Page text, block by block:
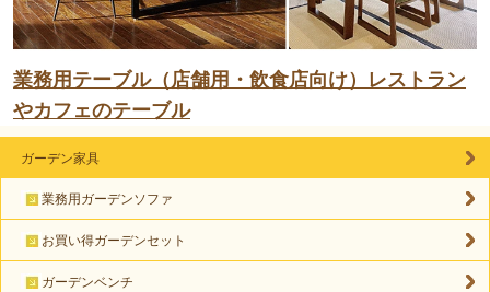
業務用テーブル（店舗用・飲食店向け）レストラン
やカフェのテーブル
ガーデン家具
業務用ガーデンソファ
お買い得ガーデンセット
ガーデンベンチ